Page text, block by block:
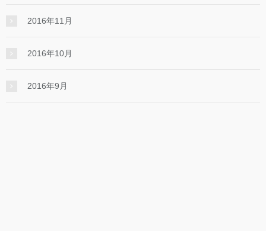
2016年11月
2016年10月
2016年9月